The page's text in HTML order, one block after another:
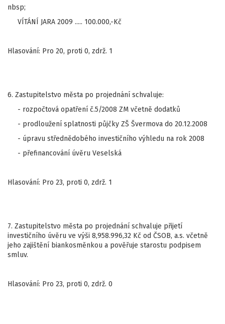
nbsp;
VÍTÁNÍ JARA 2009 ..... 100.000,-Kč
Hlasování: Pro 20, proti 0, zdrž. 1
6. Zastupitelstvo města po projednání schvaluje:
- rozpočtová opatření č.5/2008 ZM včetně dodatků
- prodloužení splatnosti půjčky ZŠ Švermova do 20.12.2008
- úpravu střednědobého investičního výhledu na rok 2008
- přefinancování úvěru Veselská
Hlasování: Pro 23, proti 0, zdrž. 1
7. Zastupitelstvo města po projednání schvaluje přijetí
investičního úvěru ve výši 8,958.996,32 Kč od ČSOB, a.s. včetně
jeho zajištění biankosměnkou a pověřuje starostu podpisem
smluv.
Hlasování: Pro 23, proti 0, zdrž. 0